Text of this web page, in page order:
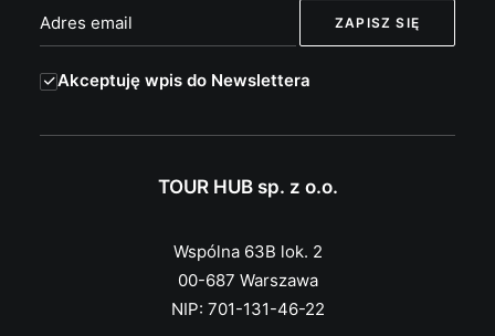
Akceptuję wpis do Newslettera
TOUR HUB sp. z o.o.
Wspólna 63B lok. 2
00-687 Warszawa
NIP: 701-131-46-22